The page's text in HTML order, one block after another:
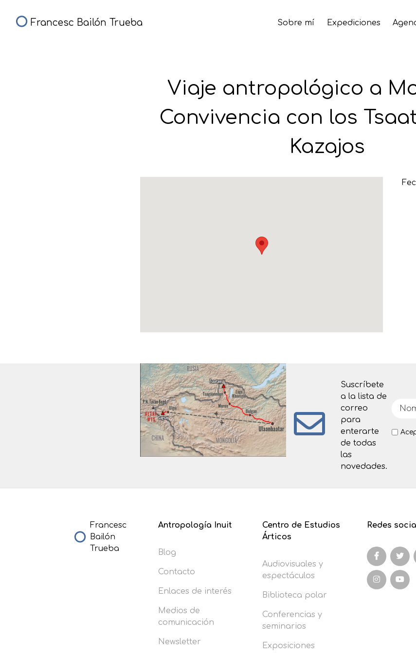
Francesc Bailón Trueba Sobre mí Expediciones
Viaje antropológico a
Convivencia con los
Kazajos
Suscríbete
a la lista de
correo
para
enterarte
de todas
las
novedades.
Francesc
Bailón
Trueba
Antropología Inuit
Blog
Contacto
Enlaces de interés
Medios de
comunicación
Newsletter
Centro de Estudios
Árticos
Audiovisuales y
espectáculos
Biblioteca polar
Conferencias y
seminarios
Exposiciones
Redes